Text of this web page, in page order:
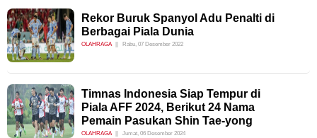
Rekor Buruk Spanyol Adu Penalti di
Berbagai Piala Dunia
OLAHRAGA Rabu, 07 Desember 2022
Timnas Indonesia Siap Tempur di
Piala AFF 2024, Berikut 24 Nama
Pemain Pasukan Shin Tae-yong
OLAHRAGA Jumat, 06 Desember 2024